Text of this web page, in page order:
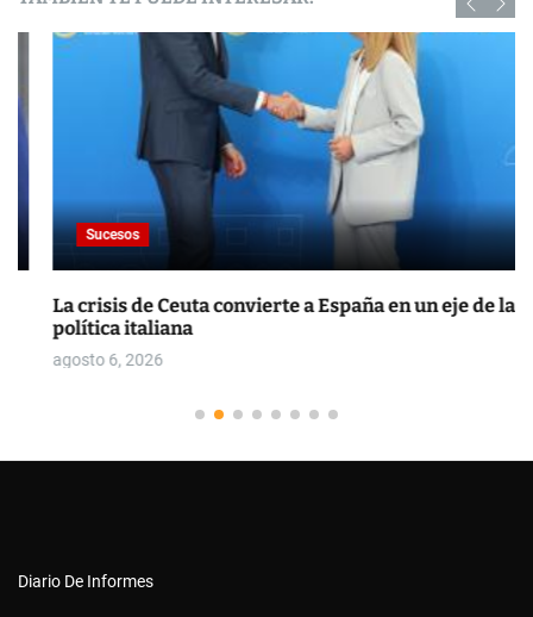
Sucesos
La crisis de Ceuta convierte a España en un eje de la
política italiana
agosto 6, 2026
Diario De Informes